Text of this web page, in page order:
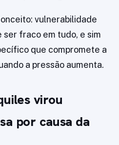
vulnerabilidade
ser fraco em tudo, e sim
que compromete a
a pressão aumenta.
virou
por causa da